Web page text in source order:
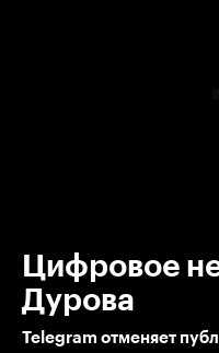
Цифровое
Дурова
Telegram отменяет